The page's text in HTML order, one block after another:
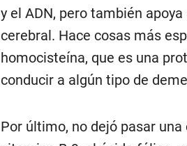
y el ADN, pero también
cerebral. Hace cosas más
homocisteína, que es una
conducir a algún tipo de
Por último, no dejó pasar